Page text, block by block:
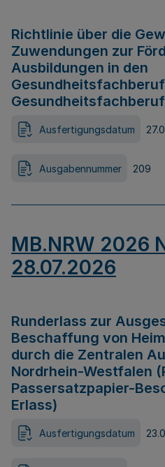
Richtlinie über die
Zuwendungen zur
Ausbildungen in den
Ausfertigungsdatum
Ausgabennummer 209
MB.NRW 2026
28.07.2026
Runderlass zur
Beschaffung von
durch die Zentralen
Nordrhein-Westfalen
Passersatzpapier-
Erlass)
Ausfertigungsdatum